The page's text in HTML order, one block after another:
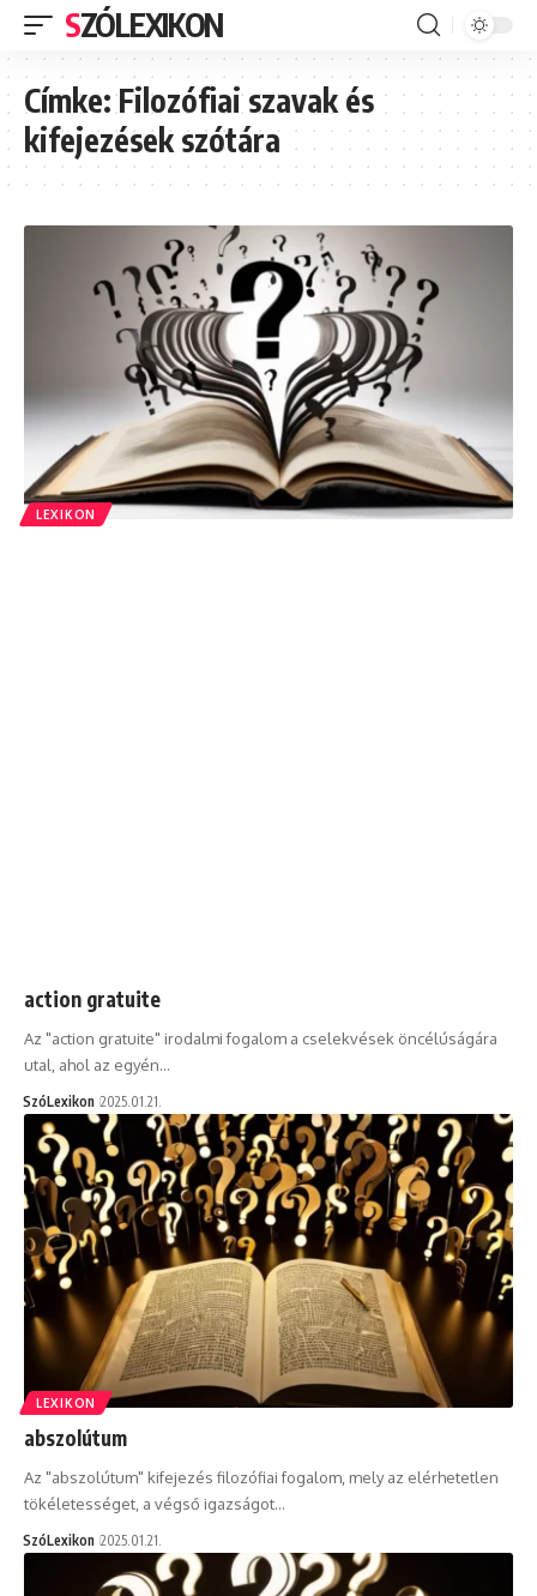
SZÓLEXIKON
Címke:Filozófiai szavak és
kifejezések szótára
LEXIKON
action gratuite
Az "action gratuite" irodalmi fogalom a cselekvések öncélúságára
utal, ahol az egyén…
SzóLexikon 2025.01.21.
LEXIKON
abszolútum
Az "abszolútum" kifejezés filozófiai fogalom, mely az elérhetetlen
tökéletességet, a végső igazságot…
SzóLexikon 2025.01.21.